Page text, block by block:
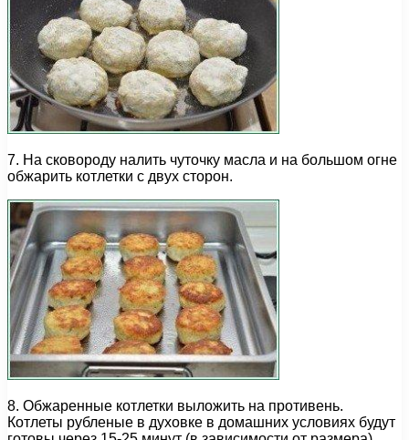
7. На сковороду налить чуточку масла и на большом огне
обжарить котлетки с двух сторон.
8. Обжаренные котлетки выложить на противень.
Котлеты рубленые в духовке в домашних условиях будут